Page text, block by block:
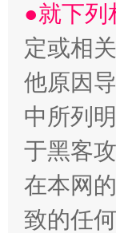
揭批
●就下
定或相
他原因
中所列
于黑客
在本网
致的任